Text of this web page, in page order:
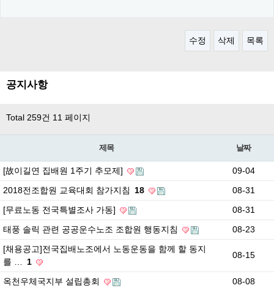
수정 삭제 목록
공지사항
Total 259건 11 페이지
제목 날짜
[故이길연 집배원 1주기 추모제]
09-04
2018전조합원 교육대회 참가지침 18
08-31
[무료노동 전국특별조사 가동]
08-31
태풍 솔릭 관련 공공운수노조 조합원 행동지침
08-23
[채용공고]전국집배노조에서 노동운동을 함께 할 동지
를 … 1
08-15
옥천우체국지부 설립총회
08-08